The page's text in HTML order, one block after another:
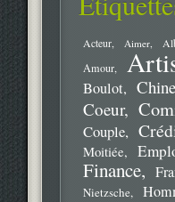
Acteur Aimer
Amour
Boulot Chine
Coeur
Couple
Moitiée
Finance
Nietzsche